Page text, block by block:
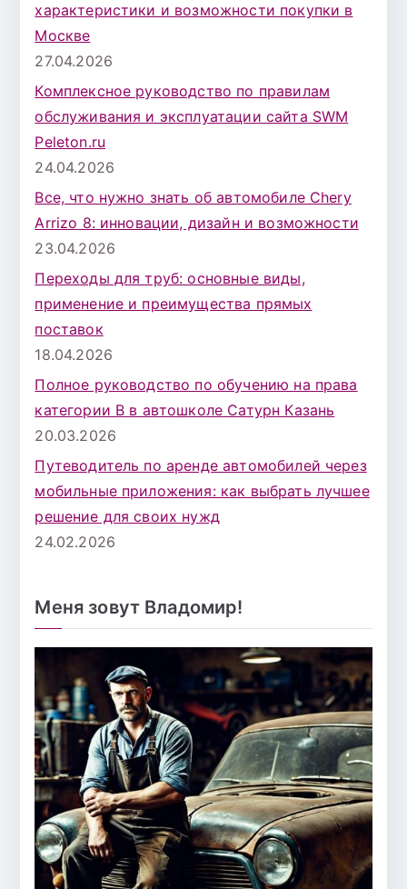
характеристики и возможности покупки в
Москве
27.04.2026
Комплексное руководство по правилам
обслуживания и эксплуатации сайта SWM
Peleton.ru
24.04.2026
Все, что нужно знать об автомобиле Chery
Arrizo 8: инновации, дизайн и возможности
23.04.2026
Переходы для труб: основные виды,
применение и преимущества прямых
поставок
18.04.2026
Полное руководство по обучению на права
категории B в автошколе Сатурн Казань
20.03.2026
Путеводитель по аренде автомобилей через
мобильные приложения: как выбрать лучшее
решение для своих нужд
24.02.2026
Меня зовут Владомир!